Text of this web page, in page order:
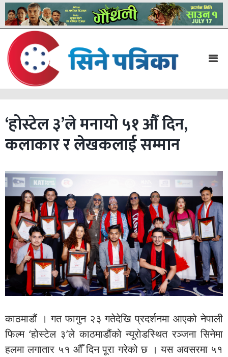
‘होस्टेल ३’ले मनायो ५१ औँ दिन,
कलाकार र लेखकलाई सम्मान
काठमाडौं । गत फागुन २३ गतेदेखि प्रदर्शनमा आएको नेपाली
फिल्म ‘होस्टेल ३’ले काठमाडौंको न्यूरोडस्थित रञ्जना सिनेमा
हलमा लगातार ५१ औँ दिन पूरा गरेको छ । यस अवसरमा ५१